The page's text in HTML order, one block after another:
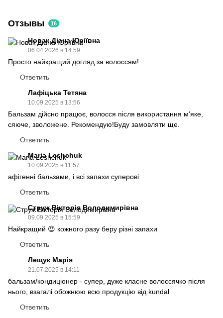
Отзывы 16
Новак Діана Юріївна
06.04.2026 в 14:59
Просто найкращий догляд за волоссям!
Ответить
Лафіцька Тетяна
10.09.2025 в 13:56
Бальзам дійсно працює, волосся після використання м'яке,
сяюче, зволожене. Рекомендую!Буду замовляти ще.
Ответить
Maria Leshchuk
10.09.2025 в 11:57
афігенні бальзами, і всі запахи суперові
Ответить
Струж Вікторія Володимирівна
09.09.2025 в 15:59
Найкращий 😍 кожного разу беру різні запахи
Ответить
Лещук Марія
21.07.2025 в 14:11
бальзам/кондиціонер - супер, дуже класне волоссячко після
нього, взагалі обожнюю всю продукцію від kundal
Ответить